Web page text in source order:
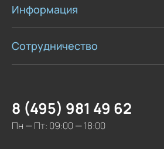
Информация
Сотрудничество
8 (495) 981 49 62
Пн — Пт: 09:00 — 18:00